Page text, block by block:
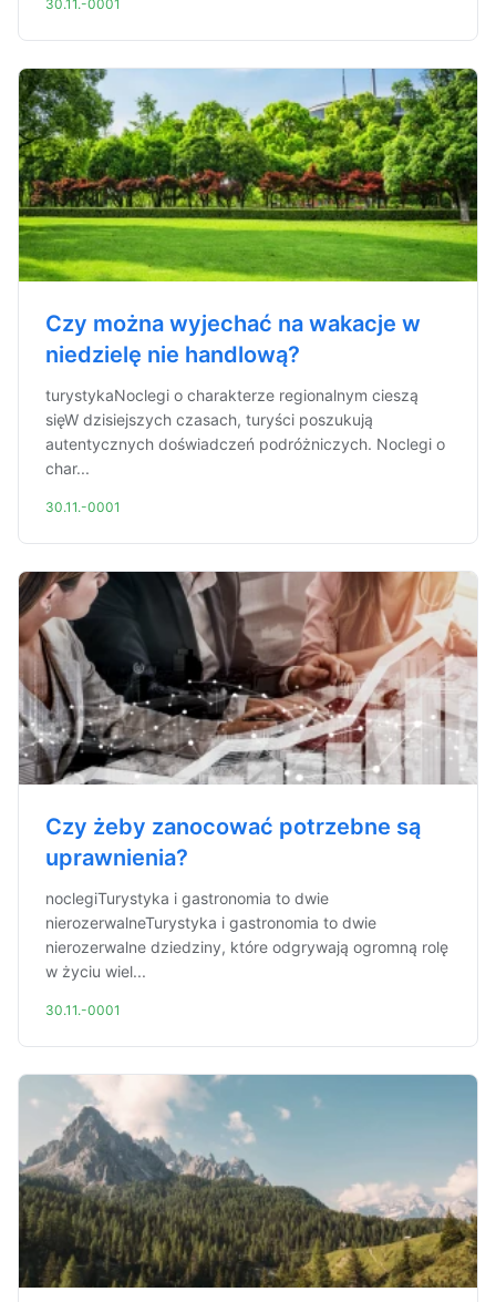
30.11.-0001
Czy można wyjechać na wakacje w
niedzielę nie handlową?
turystykaNoclegi o charakterze regionalnym cieszą
sięW dzisiejszych czasach, turyści poszukują
autentycznych doświadczeń podróżniczych. Noclegi o
char...
30.11.-0001
Czy żeby zanocować potrzebne są
uprawnienia?
noclegiTurystyka i gastronomia to dwie
nierozerwalneTurystyka i gastronomia to dwie
nierozerwalne dziedziny, które odgrywają ogromną rolę
w życiu wiel...
30.11.-0001